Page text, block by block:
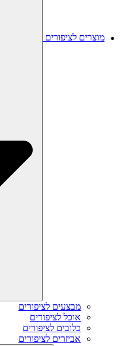
מוצרים לציפורים
מבצעים לציפורים
אוכל לציפורים
כלובים לציפורים
אביזרים לציפורים